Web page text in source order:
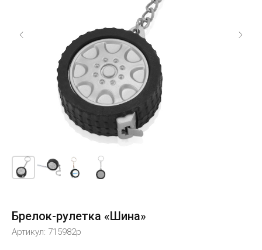
Брелок-рулетка «Шина»
Артикул: 715982p